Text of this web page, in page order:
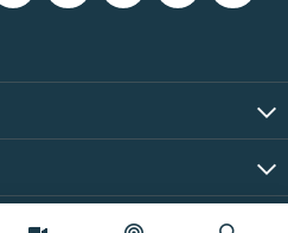
2026 | Усі права застережено.